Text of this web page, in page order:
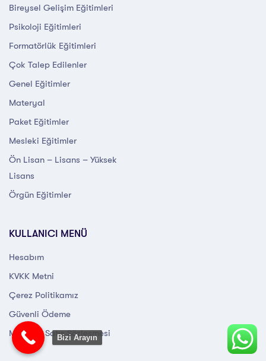
Bireysel Gelişim Eğitimleri
Psikoloji Eğitimleri
Formatörlük Eğitimleri
Çok Talep Edilenler
Genel Eğitimler
Materyal
Paket Eğitimler
Mesleki Eğitimler
Ön Lisan – Lisans – Yüksek
Lisans
Örgün Eğitimler
KULLANICI MENÜ
Hesabım
KVKK Metni
Çerez Politikamız
Güvenli Ödeme
Mesafeli Satış Sözleşmesi
Bizi Arayın